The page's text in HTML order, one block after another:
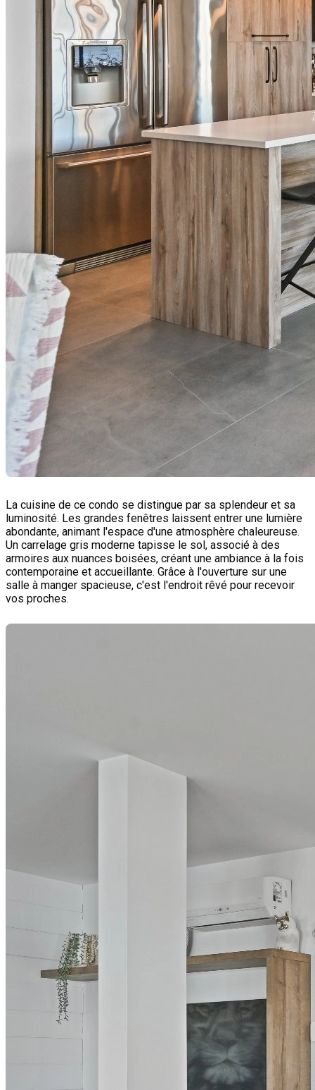
La cuisine de ce condo se distingue par sa splendeur et sa
luminosité. Les grandes fenêtres laissent entrer une lumière
abondante, animant l'espace d'une atmosphère chaleureuse.
Un carrelage gris moderne tapisse le sol, associé à des
armoires aux nuances boisées, créant une ambiance à la fois
contemporaine et accueillante. Grâce à l'ouverture sur une
salle à manger spacieuse, c'est l'endroit rêvé pour recevoir
vos proches.